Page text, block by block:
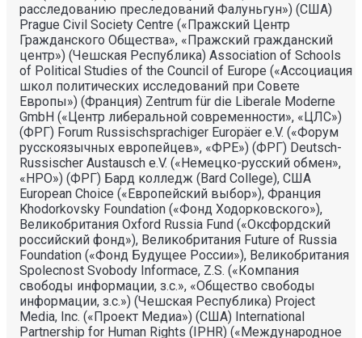
расследованию преследований Фалуньгун») (США)
Prague Civil Society Centre («Пражский Центр
Гражданского Общества», «Пражский гражданский
центр») (Чешская Республика) Association of Schools
of Political Studies of the Council of Europe («Ассоциация
школ политических исследований при Совете
Европы») (Франция) Zentrum für die Liberale Moderne
GmbH («Центр либеральной современности», «ЦЛС»)
(ФРГ) Forum Russischsprachiger Europäer e.V. («Форум
русскоязычных европейцев», «ФРЕ») (ФРГ) Deutsch-
Russischer Austausch e.V. («Немецко-русский обмен»,
«НРО») (ФРГ) Бард колледж (Bard College), США
European Choice («Европейский выбор»), Франция
Khodorkovsky Foundation («Фонд Ходорковского»),
Великобритания Oxford Russia Fund («Оксфордский
российский фонд»), Великобритания Future of Russia
Foundation («Фонд Будущее России»), Великобритания
Spolecnost Svobody Informace, Z.S. («Компания
свободы информации, з.с.», «Общество свободы
информации, з.с.») (Чешская Республика) Project
Media, Inc. («Проект Медиа») (США) International
Partnership for Human Rights (IPHR) («Международное